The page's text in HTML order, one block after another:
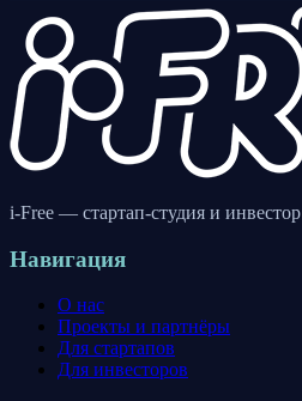
i-Free — стартап-студия и инвестор
Навигация
О нас
Проекты и партнёры
Для стартапов
Для инвесторов